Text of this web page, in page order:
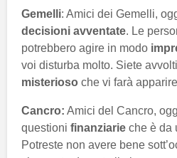
Gemelli: Amici dei Gemelli,
decisioni avventate. Le
potrebbero agire in modo
voi disturba molto. Siete
misterioso che vi farà
Cancro: Amici del Cancro,
questioni finanziarie che è da
Potreste non avere bene